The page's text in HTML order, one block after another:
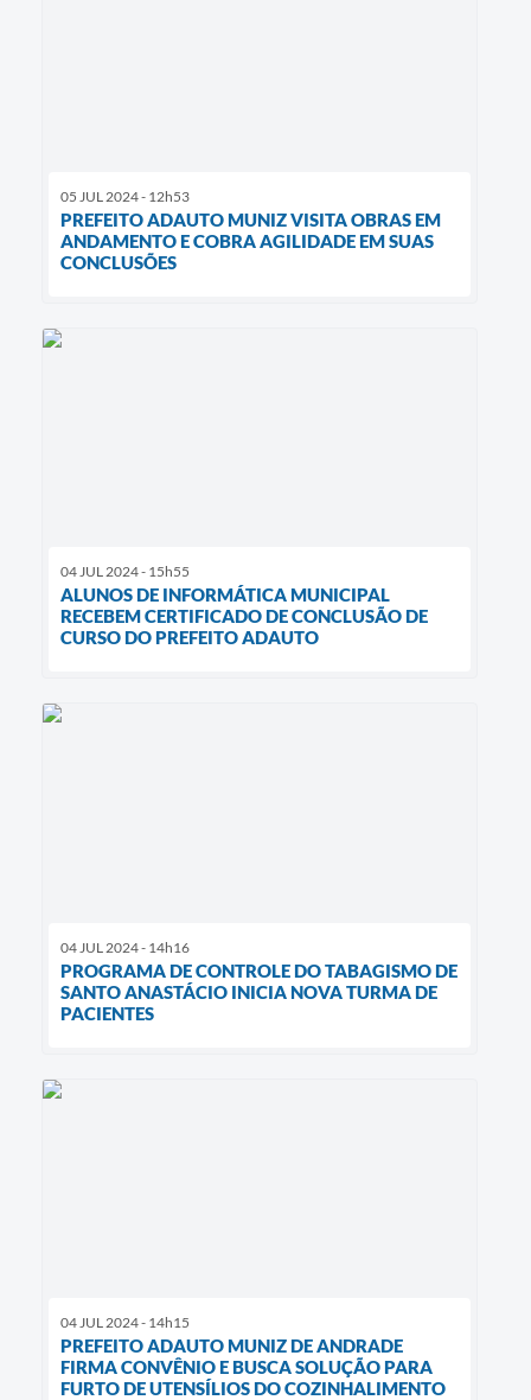
05 JUL 2024 - 12h53
PREFEITO ADAUTO MUNIZ VISITA OBRAS EM
ANDAMENTO E COBRA AGILIDADE EM SUAS
CONCLUSÕES
04 JUL 2024 - 15h55
ALUNOS DE INFORMÁTICA MUNICIPAL
RECEBEM CERTIFICADO DE CONCLUSÃO DE
CURSO DO PREFEITO ADAUTO
04 JUL 2024 - 14h16
PROGRAMA DE CONTROLE DO TABAGISMO DE
SANTO ANASTÁCIO INICIA NOVA TURMA DE
PACIENTES
04 JUL 2024 - 14h15
PREFEITO ADAUTO MUNIZ DE ANDRADE
FIRMA CONVÊNIO E BUSCA SOLUÇÃO PARA
FURTO DE UTENSÍLIOS DO COZINHALIMENTO